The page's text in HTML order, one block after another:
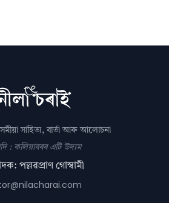
সাহিত্য, বাৰ্তা আৰু আলোচনা
: কলিয়াবৰৰ এটি উদ্যম
পল্লৱপ্ৰাণ গোস্বামী